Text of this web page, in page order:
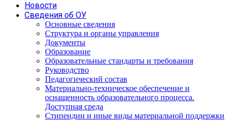
Новости
Сведения об ОУ
Основные сведения
Структура и органы управления
Документы
Образование
Образовательные стандарты и требования
Руководство
Педагогический состав
Материально-техническое обеспечение и
оснащенность образовательного процесса.
Доступная среда
Стипендии и иные виды материальной поддержки